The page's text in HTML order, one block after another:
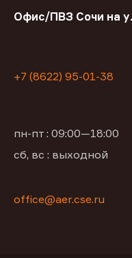
Офис/ПВЗ Сочи на
+7 (8622) 95-01-38
пн-пт : 09:00—18:00
сб, вс : выходной
office@aer.cse.ru